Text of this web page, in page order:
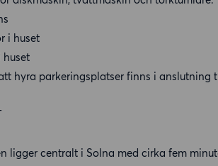
i huset
huset
hyra parkeringsplatser finns i anslutning
ligger centralt i Solna med cirka fem